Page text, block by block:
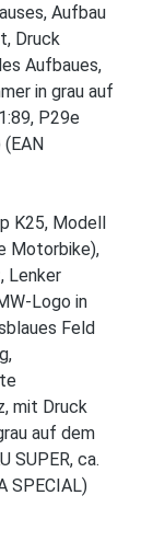
Aufbau
Druck
Aufbaues,
in grau auf
P29e
K25, Modell
Motorbike),
Lenker
Logo in
Feld
mit Druck
auf dem
SUPER, ca.
SPECIAL)